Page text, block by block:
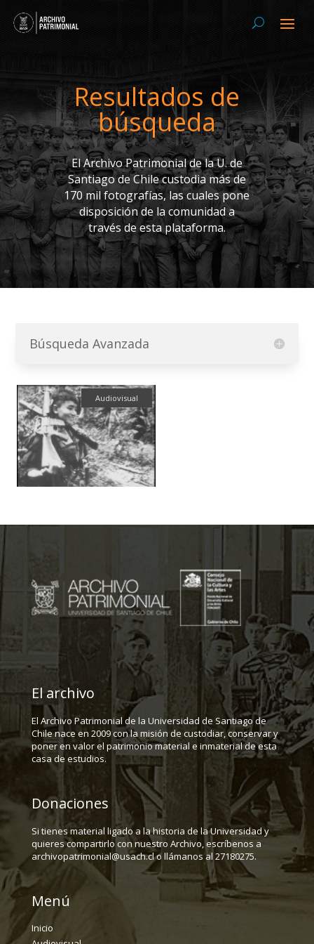
Resultados de
búsqueda
El Archivo Patrimonial de la U. de
Santiago de Chile custodia más de
170 mil fotografías, las cuales pone
disposición de la comunidad a
través de esta plataforma.
Búsqueda Avanzada
Audiovisual
El archivo
El Archivo Patrimonial de la Universidad de Santiago de
Chile nace en 2009 con la misión de custodiar, conservar y
poner en valor el patrimonio material e inmaterial de esta
casa de estudios.
Donaciones
Si tienes material ligado a la historia de la Universidad y
quieres compartirlo con nuestro Archivo, escríbenos a
archivopatrimonial@usach.cl o llámanos al 27180275.
Menú
Inicio